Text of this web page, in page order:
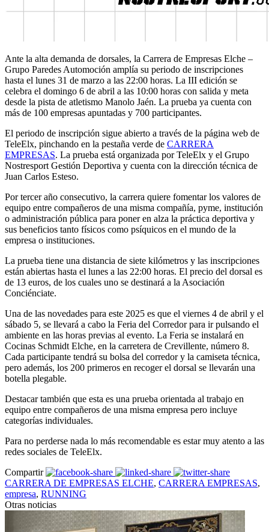
Ante la alta demanda de dorsales, la Carrera de Empresas Elche –
Grupo Paredes Automoción amplía su periodo de inscripciones
hasta el lunes 31 de marzo a las 22:00 horas. La III edición se
celebra el domingo 6 de abril a las 10:00 horas con salida y meta
desde la pista de atletismo Manolo Jaén. La prueba ya cuenta con
más de 100 empresas apuntadas y 700 participantes.
El periodo de inscripción sigue abierto a través de la página web de
TeleElx, pinchando en la pestaña verde de CARRERA
EMPRESAS. La prueba está organizada por TeleElx y el Grupo
Nostresport Gestión Deportiva y cuenta con la dirección técnica de
Juan Carlos Esteso.
Por tercer año consecutivo, la carrera quiere fomentar los valores de
equipo entre compañeros de una misma compañía, pyme, institución
o administración pública para poner en alza la práctica deportiva y
sus beneficios tanto físicos como psíquicos en el mundo de la
empresa o instituciones.
La prueba tiene una distancia de siete kilómetros y las inscripciones
están abiertas hasta el lunes a las 22:00 horas. El precio del dorsal es
de 13 euros, de los cuales uno se destinará a la Asociación
Conciénciate.
Una de las novedades para este 2025 es que el viernes 4 de abril y el
sábado 5, se llevará a cabo la Feria del Corredor para ir pulsando el
ambiente en las horas previas al evento. La Feria se instalará en
Cocinas Schmidt Elche, en la carretera de Crevillente, número 8.
Cada participante tendrá su bolsa del corredor y la camiseta técnica,
pero además, los 200 primeros en recoger el dorsal se llevarán una
botella plegable.
Destacar también que esta es una prueba orientada al trabajo en
equipo entre compañeros de una misma empresa pero incluye
categorías individuales.
Para no perderse nada lo más recomendable es estar muy atento a las
redes sociales de TeleElx.
Compartir
CARRERA DE EMPRESAS ELCHE, CARRERA EMPRESAS,
empresa, RUNNING
Otras noticias